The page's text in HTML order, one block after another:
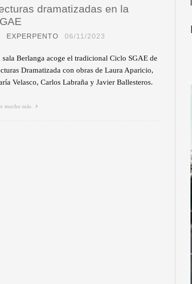
dramatizadas en la
EXPERPENTO 06/11/2023
sala Berlanga acoge el tradicional Ciclo SGAE de
Dramatizada con obras de Laura Aparicio,
Velasco, Carlos Labraña y Javier Ballesteros.
mucho más